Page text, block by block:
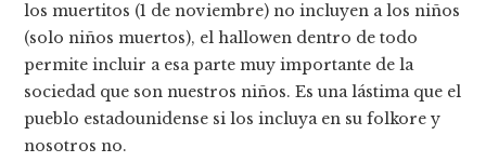
los muertitos (1 de noviembre) no incluyen a los niños
(solo niños muertos), el hallowen dentro de todo
permite incluir a esa parte muy importante de la
sociedad que son nuestros niños. Es una lástima que el
pueblo estadounidense si los incluya en su folkore y
nosotros no.